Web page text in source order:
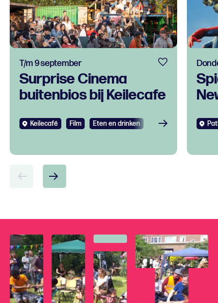
Surprise Cinema
buitenbios bij Keilecafe
T/m 9 september
Keilecafé Film Eten en drinken